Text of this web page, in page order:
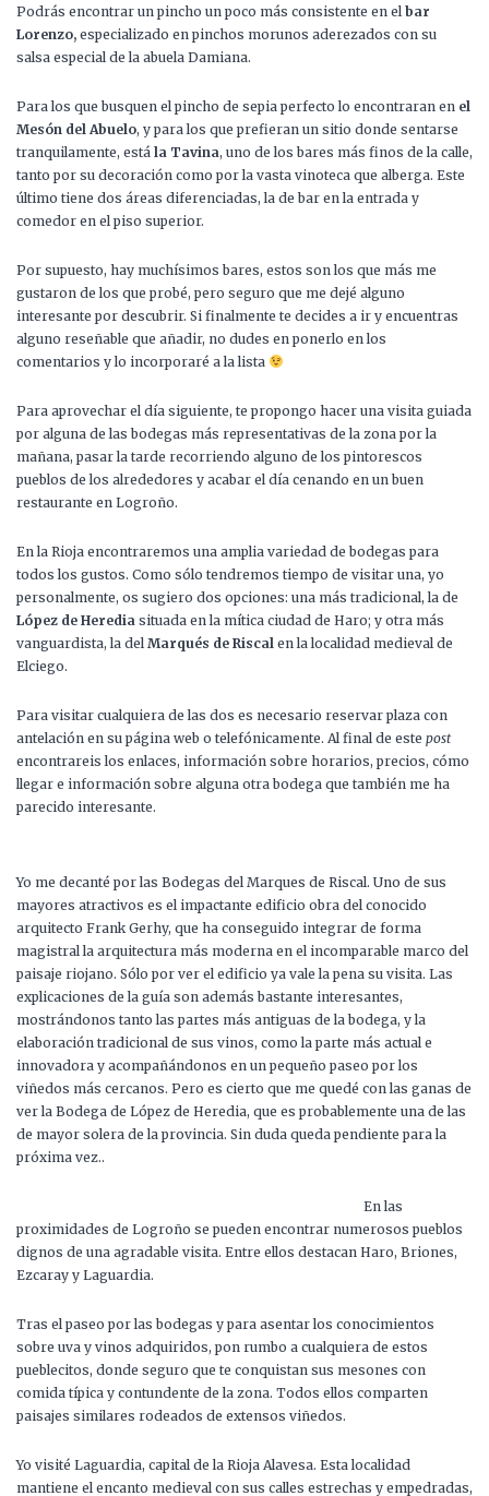
Podrás encontrar un pincho un poco más consistente en el bar
Lorenzo, especializado en pinchos morunos aderezados con su
salsa especial de la abuela Damiana.
Para los que busquen el pincho de sepia perfecto lo encontraran en el
Mesón del Abuelo, y para los que prefieran un sitio donde sentarse
tranquilamente, está la Tavina, uno de los bares más finos de la calle,
tanto por su decoración como por la vasta vinoteca que alberga. Este
último tiene dos áreas diferenciadas, la de bar en la entrada y
comedor en el piso superior.
Por supuesto, hay muchísimos bares, estos son los que más me
gustaron de los que probé, pero seguro que me dejé alguno
interesante por descubrir. Si finalmente te decides a ir y encuentras
alguno reseñable que añadir, no dudes en ponerlo en los
comentarios y lo incorporaré a la lista
Para aprovechar el día siguiente, te propongo hacer una visita guiada
por alguna de las bodegas más representativas de la zona por la
mañana, pasar la tarde recorriendo alguno de los pintorescos
pueblos de los alrededores y acabar el día cenando en un buen
restaurante en Logroño.
En la Rioja encontraremos una amplia variedad de bodegas para
todos los gustos. Como sólo tendremos tiempo de visitar una, yo
personalmente, os sugiero dos opciones: una más tradicional, la de
López de Heredia situada en la mítica ciudad de Haro; y otra más
vanguardista, la del Marqués de Riscal en la localidad medieval de
Elciego.
Para visitar cualquiera de las dos es necesario reservar plaza con
antelación en su página web o telefónicamente. Al final de este post
encontrareis los enlaces, información sobre horarios, precios, cómo
llegar e información sobre alguna otra bodega que también me ha
parecido interesante.
Yo me decanté por las Bodegas del Marques de Riscal. Uno de sus
mayores atractivos es el impactante edificio obra del conocido
arquitecto Frank Gerhy, que ha conseguido integrar de forma
magistral la arquitectura más moderna en el incomparable marco del
paisaje riojano. Sólo por ver el edificio ya vale la pena su visita. Las
explicaciones de la guía son además bastante interesantes,
mostrándonos tanto las partes más antiguas de la bodega, y la
elaboración tradicional de sus vinos, como la parte más actual e
innovadora y acompañándonos en un pequeño paseo por los
viñedos más cercanos. Pero es cierto que me quedé con las ganas de
ver la Bodega de López de Heredia, que es probablemente una de las
de mayor solera de la provincia. Sin duda queda pendiente para la
próxima vez..
En las
proximidades de Logroño se pueden encontrar numerosos pueblos
dignos de una agradable visita. Entre ellos destacan Haro, Briones,
Ezcaray y Laguardia.
Tras el paseo por las bodegas y para asentar los conocimientos
sobre uva y vinos adquiridos, pon rumbo a cualquiera de estos
pueblecitos, donde seguro que te conquistan sus mesones con
comida típica y contundente de la zona. Todos ellos comparten
paisajes similares rodeados de extensos viñedos.
Yo visité Laguardia, capital de la Rioja Alavesa. Esta localidad
mantiene el encanto medieval con sus calles estrechas y empedradas,